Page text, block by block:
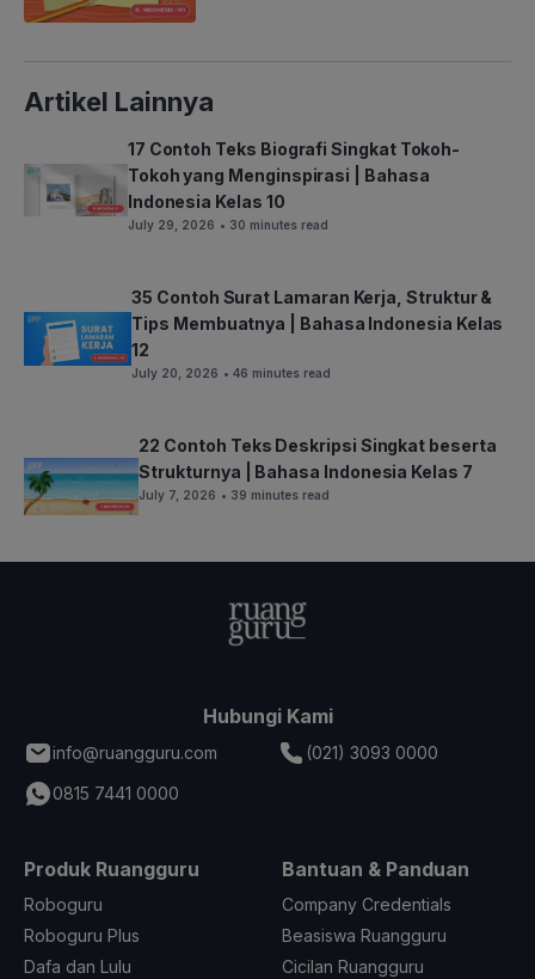
Artikel Lainnya
17 Contoh Teks Biografi Singkat Tokoh-
Tokoh yang Menginspirasi | Bahasa
Indonesia Kelas 10
July 29, 2026 • 30 minutes read
35 Contoh Surat Lamaran Kerja, Struktur &
Tips Membuatnya | Bahasa Indonesia Kelas
12
July 20, 2026 • 46 minutes read
22 Contoh Teks Deskripsi Singkat beserta
Strukturnya | Bahasa Indonesia Kelas 7
July 7, 2026 • 39 minutes read
Hubungi Kami
info@ruangguru.com
(021) 3093 0000
0815 7441 0000
Produk Ruangguru
Roboguru
Roboguru Plus
Dafa dan Lulu
Bantuan & Panduan
Company Credentials
Beasiswa Ruangguru
Cicilan Ruangguru